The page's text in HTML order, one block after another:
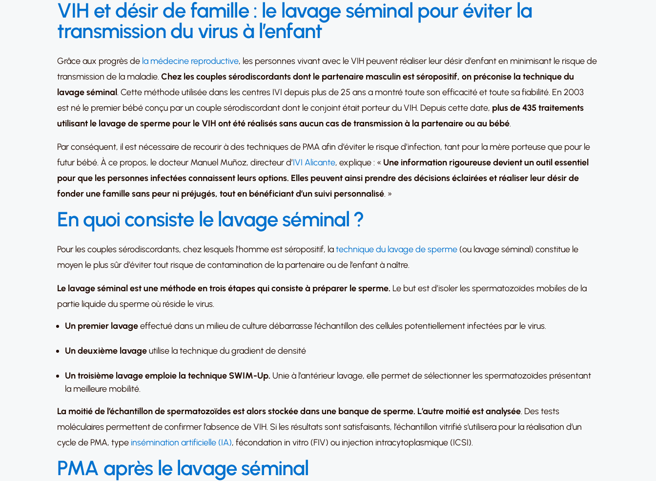
VIH et désir de famille : le lavage séminal pour éviter la
transmission du virus à l’enfant
Grâce aux progrès de la médecine reproductive, les personnes vivant avec le VIH peuvent réaliser leur désir d’enfant en minimisant le risque de
transmission de la maladie. Chez les couples sérodiscordants dont le partenaire masculin est séropositif, on préconise la technique du
lavage séminal. Cette méthode utilisée dans les centres IVI depuis plus de 25 ans a montré toute son efficacité et toute sa fiabilité. En 2003
est né le premier bébé conçu par un couple sérodiscordant dont le conjoint était porteur du VIH. Depuis cette date, plus de 435 traitements
utilisant le lavage de sperme pour le VIH ont été réalisés sans aucun cas de transmission à la partenaire ou au bébé.
Par conséquent, il est nécessaire de recourir à des techniques de PMA afin d’éviter le risque d’infection, tant pour la mère porteuse que pour le
futur bébé. À ce propos, le docteur Manuel Muñoz, directeur d’IVI Alicante, explique : « Une information rigoureuse devient un outil essentiel
pour que les personnes infectées connaissent leurs options. Elles peuvent ainsi prendre des décisions éclairées et réaliser leur désir de
fonder une famille sans peur ni préjugés, tout en bénéficiant d’un suivi personnalisé. »
En quoi consiste le lavage séminal?
Pour les couples sérodiscordants, chez lesquels l’homme est séropositif, latechnique du lavage de sperme (ou lavage séminal) constitue le
moyen le plus sûr d’éviter tout risque de contamination de la partenaire ou de l’enfant à naître.
Le lavage séminal est une méthode en trois étapes qui consiste à préparer le sperme. Le but est d’isoler les spermatozoïdes mobiles de la
partie liquide du sperme où réside le virus.
Un premier lavageeffectué dans un milieu de culture débarrasse l’échantillon des cellules potentiellement infectées par le virus.
Un deuxième lavageutilise la technique du gradient de densité
Un troisième lavage emploie la technique SWIM-Up. Unie à l’antérieur lavage, elle permet de sélectionner les spermatozoïdes présentant
la meilleure mobilité.
La moitié de l’échantillon de spermatozoïdes est alors stockée dans une banque de sperme. L’autre moitié est analysée. Des tests
moléculaires permettent de confirmer l’absence de VIH. Si les résultats sont satisfaisants, l’échantillon vitrifié s’utilisera pour la réalisation d’un
cycle de PMA, type insémination artificielle (IA), fécondation in vitro (FIV) ou injection intracytoplasmique (ICSI).
PMA après le lavage séminal